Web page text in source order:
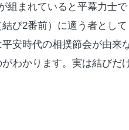
組まれていると平幕力士
結び2番前）に適う者とし
安時代の相撲節会が由
わかります。実は結びだ